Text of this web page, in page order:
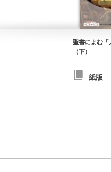
聖書によむ「
（下）
紙版